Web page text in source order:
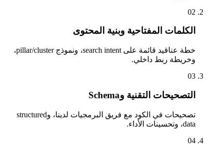
02
الكلمات المفتاحية وبنية المحتوى
خطة عناقيد قائمة على search intent، ونموذج pillar/cluster،
وخريطة ربط داخلي.
03
التصحيحات التقنية وSchema
تصحيحات في الكود مع فريق البرمجيات لدينا، وstructured
data، وتحسينات الأداء.
04